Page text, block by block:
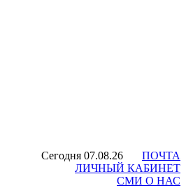
Сегодня 07.08.26
ПОЧТА
ЛИЧНЫЙ КАБИНЕТ
СМИ О НАС